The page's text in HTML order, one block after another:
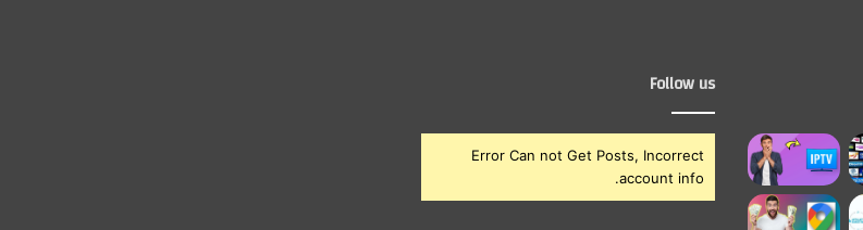
Follow us
Error Can not Get Posts, Incorrect
account info.